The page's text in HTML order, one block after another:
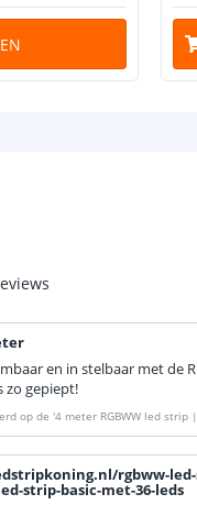
en in stelbaar met de
zo gepiept!
op de '4 meter RGBWW led
rgbww-
strip-basic-met-36-leds